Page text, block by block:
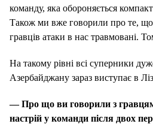
команду, яка обороняється
Також ми вже говорили про те, що
гравців атаки в нас травмовані.
На такому рівні всі суперники
Азербайджану зараз виступає в
— Про що ви говорили з
настрій у команди після двох